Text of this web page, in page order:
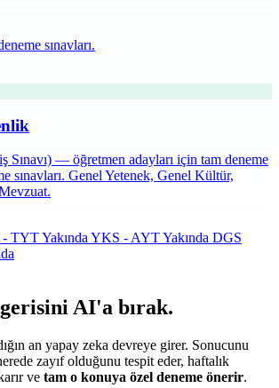
sınavları.
Sınavı) — öğretmen adayları için tam deneme
sınavları. Genel Yetenek, Genel Kültür,
TYTYakında YKS - AYTYakında DGS
gerisini AI'a bırak.
an yapay zeka devreye girer. Sonucunu
zayıf olduğunu tespit eder, haftalık
ve tam o konuya özel deneme önerir.